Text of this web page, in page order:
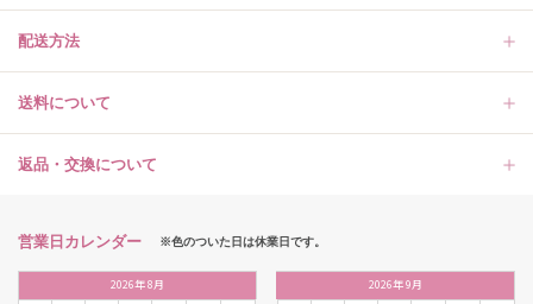
配送方法
送料について
返品・交換について
営業日カレンダー ※色のついた日は休業日です。
2026年8月 2026年9月